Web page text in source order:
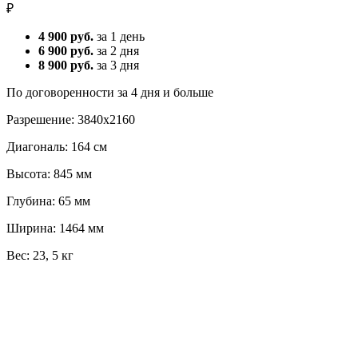
₽
4 900 руб. за 1 день
6 900 руб. за 2 дня
8 900 руб. за 3 дня
По договоренности за 4 дня и больше
Разрешение: 3840x2160
Диагональ: 164 см
Высота: 845 мм
Глубина: 65 мм
Ширина: 1464 мм
Вес: 23, 5 кг